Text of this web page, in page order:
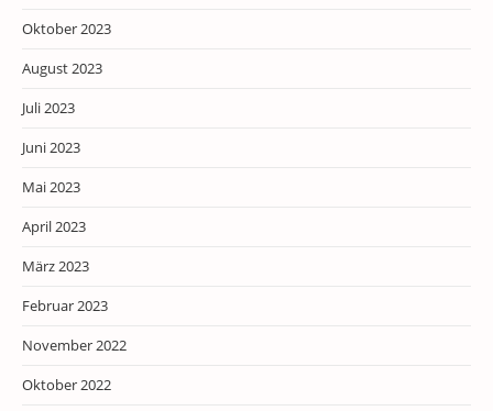
Oktober 2023
August 2023
Juli 2023
Juni 2023
Mai 2023
April 2023
März 2023
Februar 2023
November 2022
Oktober 2022